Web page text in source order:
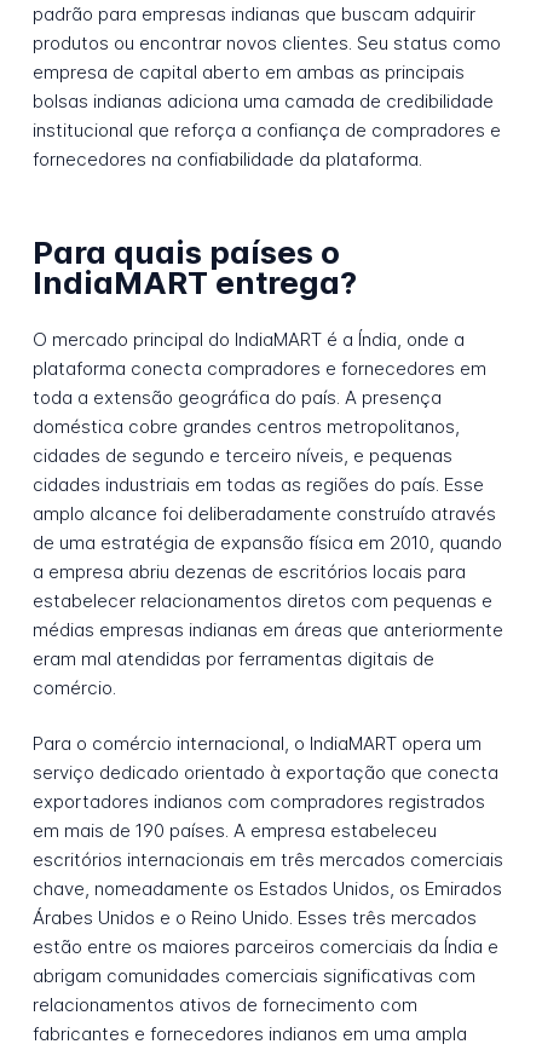
padrão para empresas indianas que buscam adquirir
produtos ou encontrar novos clientes. Seu status como
empresa de capital aberto em ambas as principais
bolsas indianas adiciona uma camada de credibilidade
institucional que reforça a confiança de compradores e
fornecedores na confiabilidade da plataforma.
Para quais países o
IndiaMART entrega?
O mercado principal do IndiaMART é a Índia, onde a
plataforma conecta compradores e fornecedores em
toda a extensão geográfica do país. A presença
doméstica cobre grandes centros metropolitanos,
cidades de segundo e terceiro níveis, e pequenas
cidades industriais em todas as regiões do país. Esse
amplo alcance foi deliberadamente construído através
de uma estratégia de expansão física em 2010, quando
a empresa abriu dezenas de escritórios locais para
estabelecer relacionamentos diretos com pequenas e
médias empresas indianas em áreas que anteriormente
eram mal atendidas por ferramentas digitais de
comércio.
Para o comércio internacional, o IndiaMART opera um
serviço dedicado orientado à exportação que conecta
exportadores indianos com compradores registrados
em mais de 190 países. A empresa estabeleceu
escritórios internacionais em três mercados comerciais
chave, nomeadamente os Estados Unidos, os Emirados
Árabes Unidos e o Reino Unido. Esses três mercados
estão entre os maiores parceiros comerciais da Índia e
abrigam comunidades comerciais significativas com
relacionamentos ativos de fornecimento com
fabricantes e fornecedores indianos em uma ampla